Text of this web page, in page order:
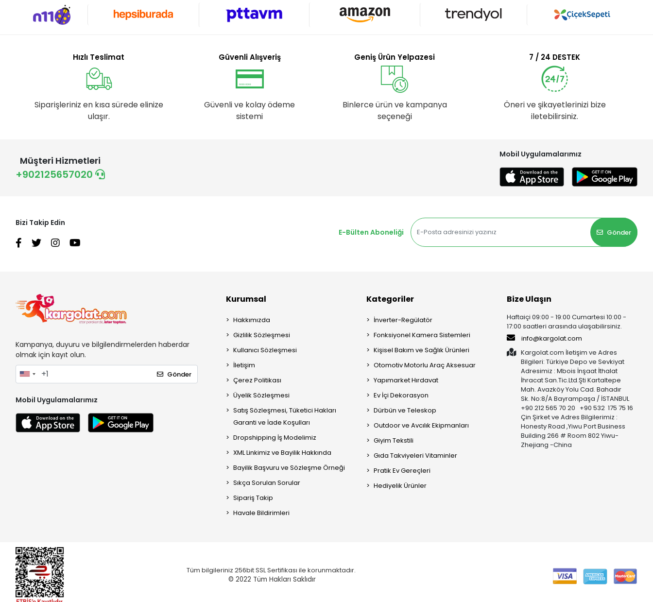
Hızlı Teslimat
Siparişleriniz en kısa sürede elinize
ulaşır.
Güvenli Alışveriş
Güvenli ve kolay ödeme
sistemi
Geniş Ürün Yelpazesi
Binlerce ürün ve kampanya
seçeneği
7 / 24 DESTEK
Öneri ve şikayetlerinizi bize
iletebilirsiniz.
Müşteri Hizmetleri
+902125657020
Mobil Uygulamalarımız
Bizi Takip Edin
E-Bülten Aboneliği
Gönder
Kampanya, duyuru ve bilgilendirmelerden haberdar
olmak için kayıt olun.
Gönder
Mobil Uygulamalarımız
Kurumsal
Hakkımızda
Gizlilik Sözleşmesi
Kullanıcı Sözleşmesi
İletişim
Çerez Politikası
Üyelik Sözleşmesi
Satış Sözleşmesi, Tüketici Hakları
Garanti ve İade Koşulları
Dropshipping İş Modelimiz
XML Linkimiz ve Bayilik Hakkında
Bayilik Başvuru ve Sözleşme Örneği
Sıkça Sorulan Sorular
Sipariş Takip
Havale Bildirimleri
Kategoriler
İnverter-Regülatör
Fonksiyonel Kamera Sistemleri
Kişisel Bakım ve Sağlık Ürünleri
Otomotiv Motorlu Araç Aksesuar
Yapımarket Hırdavat
Ev İçi Dekorasyon
Dürbün ve Teleskop
Outdoor ve Avcılık Ekipmanları
Giyim Tekstili
Gıda Takviyeleri Vitaminler
Pratik Ev Gereçleri
Hediyelik Ürünler
Bize Ulaşın
Haftaiçi 09:00 - 19:00 Cumartesi 10:00 -
17:00 saatleri arasında ulaşabilirsiniz.
info@kargolat.com
Kargolat.com İletişim ve Adres
Bilgileri: Türkiye Depo ve Sevkiyat
Adresimiz : Mbois İnşaat İthalat
İhracat San.Tic.Ltd.Şti Kartaltepe
Mah. Avazköy Yolu Cad. Bahadır
Sk. No:8/A Bayrampaşa / İSTANBUL
+90 212 565 70 20 +90 532 175 75 16
Çin Şirket ve Adres Bilgilerimiz :
Honesty Road ,Yiwu Port Business
Building 266 # Room 802 Yiwu-
Zhejiang -China
Tüm bilgileriniz 256bit SSL Sertifikası ile korunmaktadır.
© 2022 Tüm Hakları Saklıdır